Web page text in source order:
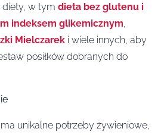
diety, w tym dieta bez glutenu i
indeksem glikemicznym
Mielczarek i wiele innych, aby
posiłków dobranych do
unikalne potrzeby żywieniowe,